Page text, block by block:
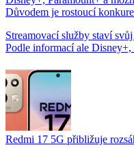
Důvodem je rostoucí
Streamovací služby staví
Podle informací ale Disney+,
Redmi 17 5G přibližuje